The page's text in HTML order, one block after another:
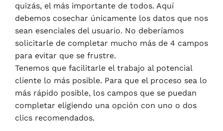
quizás, el más importante de todos. Aquí
debemos cosechar únicamente los datos que nos
sean esenciales del usuario. No deberíamos
solicitarle de completar mucho más de 4 campos
para evitar que se frustre.
Tenemos que facilitarle el trabajo al potencial
cliente lo más posible. Para que el proceso sea lo
más rápido posible, los campos que se puedan
completar eligiendo una opción con uno o dos
clics recomendados.